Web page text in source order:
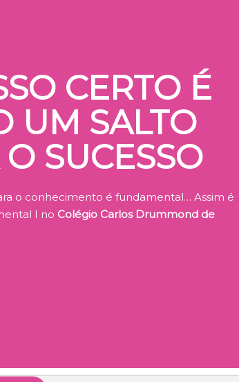
CERTO É
UM SALTO
SUCESSO
o conhecimento é fundamental… Assim é
I no Colégio Carlos Drummond de